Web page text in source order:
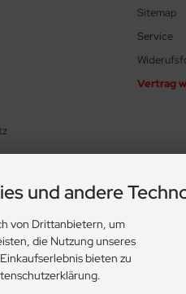
Sitemap
Service
Vertrag
und andere
von Drittanbietern, um
die Nutzung unseres
bieten zu